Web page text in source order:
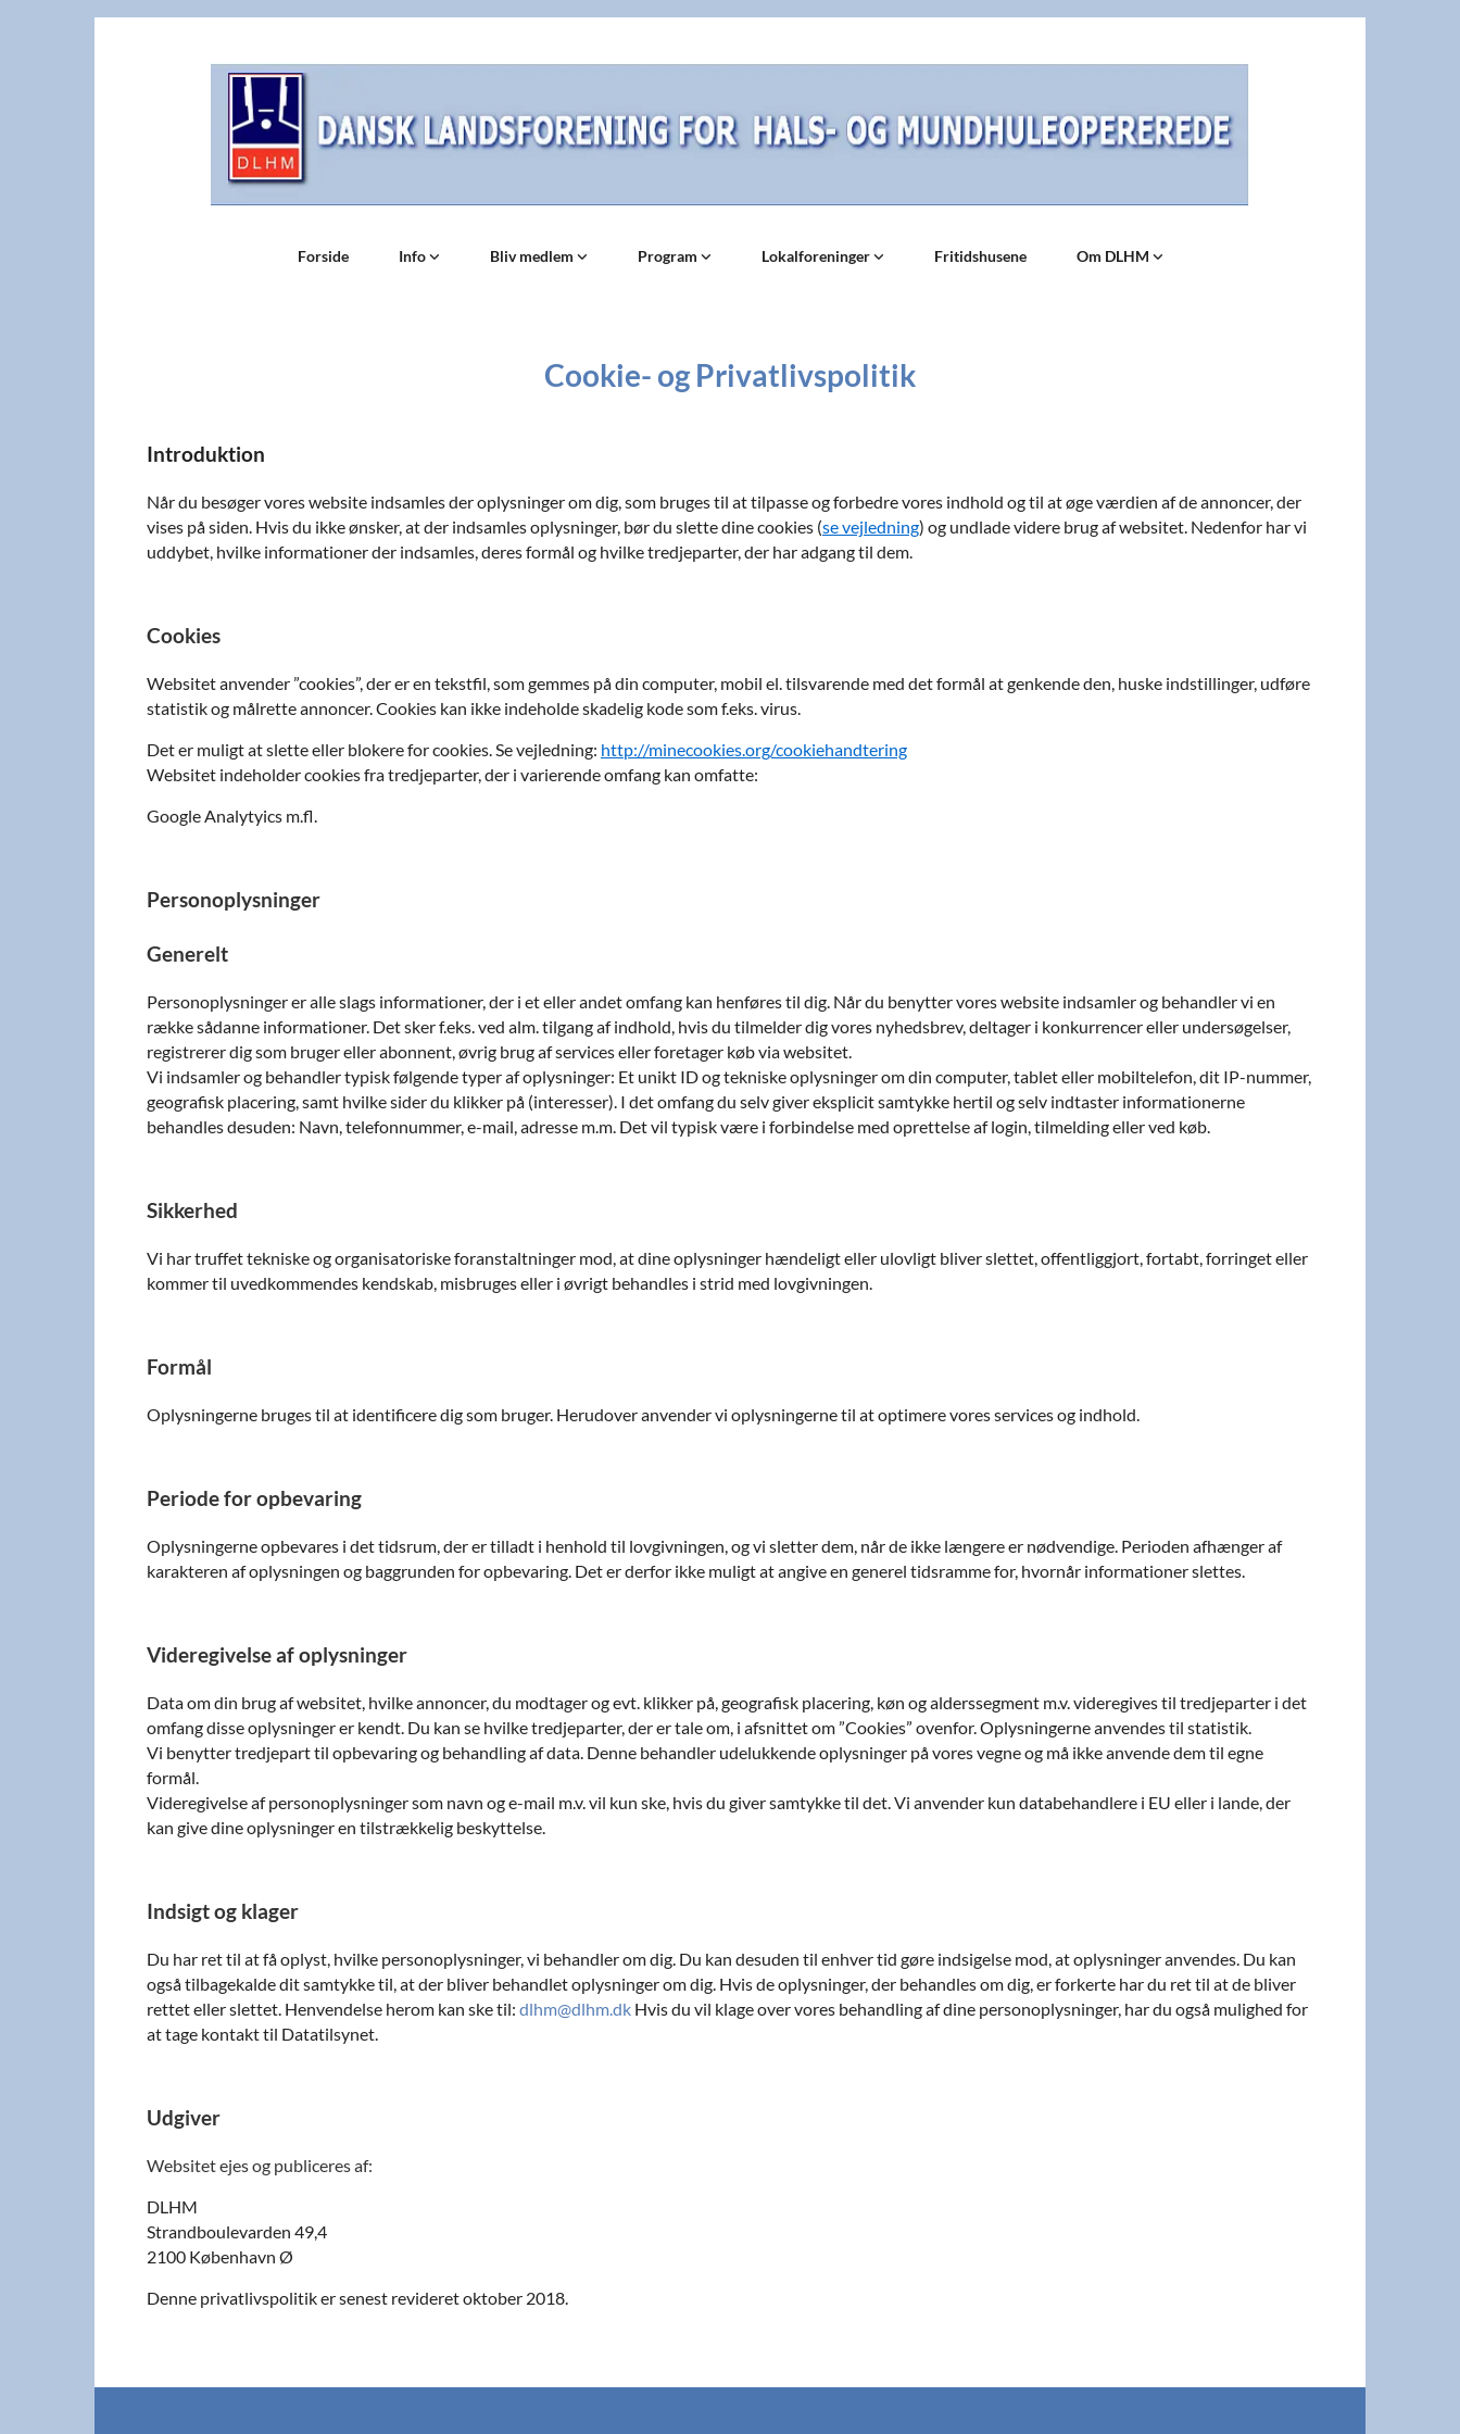
Forside Info Bliv medlem Program Lokalforeninger Fritidshusene Om DLHM
Cookie- og Privatlivspolitik
Introduktion
Når du besøger vores website indsamles der oplysninger om dig, som bruges til at tilpasse og forbedre vores indhold og til at øge værdien af de annoncer, der
vises på siden. Hvis du ikke ønsker, at der indsamles oplysninger, bør du slette dine cookies (se vejledning) og undlade videre brug af websitet. Nedenfor har vi
uddybet, hvilke informationer der indsamles, deres formål og hvilke tredjeparter, der har adgang til dem.
Cookies
Websitet anvender ”cookies”, der er en tekstfil, som gemmes på din computer, mobil el. tilsvarende med det formål at genkende den, huske indstillinger, udføre
statistik og målrette annoncer. Cookies kan ikke indeholde skadelig kode som f.eks. virus.
Det er muligt at slette eller blokere for cookies. Se vejledning: http://minecookies.org/cookiehandtering
Websitet indeholder cookies fra tredjeparter, der i varierende omfang kan omfatte:
Google Analytyics m.fl.
Personoplysninger
Generelt
Personoplysninger er alle slags informationer, der i et eller andet omfang kan henføres til dig. Når du benytter vores website indsamler og behandler vi en
række sådanne informationer. Det sker f.eks. ved alm. tilgang af indhold, hvis du tilmelder dig vores nyhedsbrev, deltager i konkurrencer eller undersøgelser,
registrerer dig som bruger eller abonnent, øvrig brug af services eller foretager køb via websitet.
Vi indsamler og behandler typisk følgende typer af oplysninger: Et unikt ID og tekniske oplysninger om din computer, tablet eller mobiltelefon, dit IP-nummer,
geografisk placering, samt hvilke sider du klikker på (interesser). I det omfang du selv giver eksplicit samtykke hertil og selv indtaster informationerne
behandles desuden: Navn, telefonnummer, e-mail, adresse m.m. Det vil typisk være i forbindelse med oprettelse af login, tilmelding eller ved køb.
Sikkerhed
Vi har truffet tekniske og organisatoriske foranstaltninger mod, at dine oplysninger hændeligt eller ulovligt bliver slettet, offentliggjort, fortabt, forringet eller
kommer til uvedkommendes kendskab, misbruges eller i øvrigt behandles i strid med lovgivningen.
Formål
Oplysningerne bruges til at identificere dig som bruger. Herudover anvender vi oplysningerne til at optimere vores services og indhold.
Periode for opbevaring
Oplysningerne opbevares i det tidsrum, der er tilladt i henhold til lovgivningen, og vi sletter dem, når de ikke længere er nødvendige. Perioden afhænger af
karakteren af oplysningen og baggrunden for opbevaring. Det er derfor ikke muligt at angive en generel tidsramme for, hvornår informationer slettes.
Videregivelse af oplysninger
Data om din brug af websitet, hvilke annoncer, du modtager og evt. klikker på, geografisk placering, køn og alderssegment m.v. videregives til tredjeparter i det
omfang disse oplysninger er kendt. Du kan se hvilke tredjeparter, der er tale om, i afsnittet om ”Cookies” ovenfor. Oplysningerne anvendes til statistik.
Vi benytter tredjepart til opbevaring og behandling af data. Denne behandler udelukkende oplysninger på vores vegne og må ikke anvende dem til egne
formål.
Videregivelse af personoplysninger som navn og e-mail m.v. vil kun ske, hvis du giver samtykke til det. Vi anvender kun databehandlere i EU eller i lande, der
kan give dine oplysninger en tilstrækkelig beskyttelse.
Indsigt og klager
Du har ret til at få oplyst, hvilke personoplysninger, vi behandler om dig. Du kan desuden til enhver tid gøre indsigelse mod, at oplysninger anvendes. Du kan
også tilbagekalde dit samtykke til, at der bliver behandlet oplysninger om dig. Hvis de oplysninger, der behandles om dig, er forkerte har du ret til at de bliver
rettet eller slettet. Henvendelse herom kan ske til: dlhm@dlhm.dk Hvis du vil klage over vores behandling af dine personoplysninger, har du også mulighed for
at tage kontakt til Datatilsynet.
Udgiver
Websitet ejes og publiceres af:
DLHM
Strandboulevarden 49,4
2100 København Ø
Denne privatlivspolitik er senest revideret oktober 2018.